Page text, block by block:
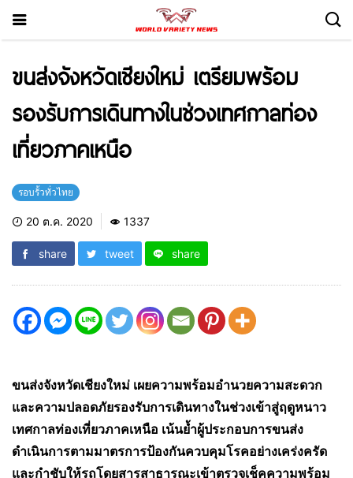
ขนส่งจังหวัดเชียงใหม่ เตรียมพร้อม
รองรับการเดินทางในช่วงเทศกาลท่อง
เที่ยวภาคเหนือ
รอบรั้วทั่วไทย
20 ต.ค. 2020 1337
share tweet share
ขนส่งจังหวัดเชียงใหม่ เผยความพร้อมอำนวยความสะดวก
และความปลอดภัยรองรับการเดินทางในช่วงเข้าสู่ฤดูหนาว
เทศกาลท่องเที่ยวภาคเหนือ เน้นย้ำผู้ประกอบการขนส่ง
ดำเนินการตามมาตรการป้องกันควบคุมโรคอย่างเคร่งครัด
และกำชับให้รถโดยสารสาธารณะเข้าตรวจเช็คความพร้อม